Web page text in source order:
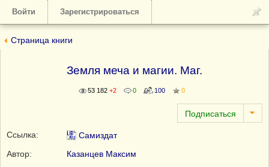
Войти Зарегистрироваться
Страница книги
Земля меча и магии. Маг.
53 182 +2 0 100 0
Ссылка:
Самиздат
Автор:
Казанцев Максим